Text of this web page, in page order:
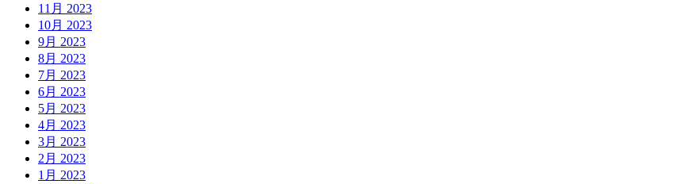
11月 2023
10月 2023
9月 2023
8月 2023
7月 2023
6月 2023
5月 2023
4月 2023
3月 2023
2月 2023
1月 2023